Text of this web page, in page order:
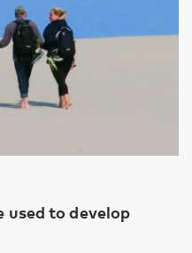
used to develop